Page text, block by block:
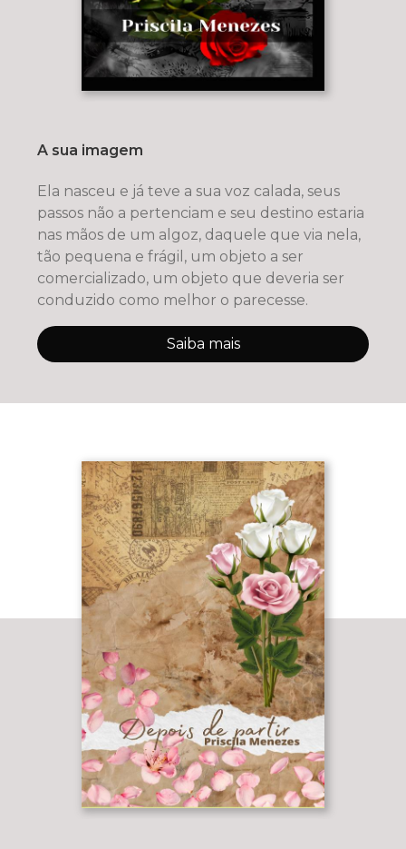
A sua imagem
Ela nasceu e já teve a sua voz calada, seus
passos não a pertenciam e seu destino estaria
nas mãos de um algoz, daquele que via nela,
tão pequena e frágil, um objeto a ser
comercializado, um objeto que deveria ser
conduzido como melhor o parecesse.
Saiba mais